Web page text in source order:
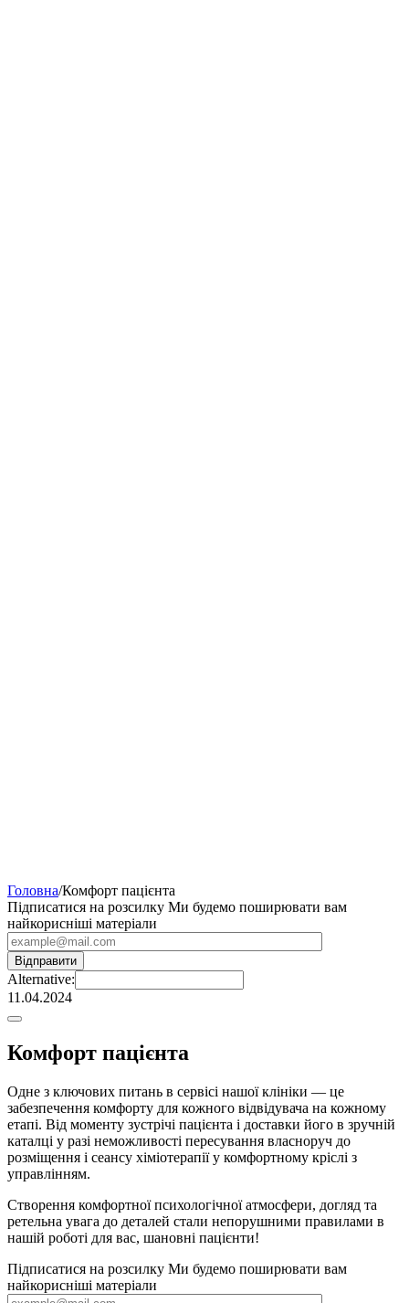
Головна/Комфорт пацієнта
Підписатися на розсилку Ми будемо поширювати вам
найкорисніші матеріали
Alternative:
11.04.2024
Комфорт пацієнта
Одне з ключових питань в сервісі нашої клініки — це
забезпечення комфорту для кожного відвідувача на кожному
етапі. Від моменту зустрічі пацієнта і доставки його в зручній
каталці у разі неможливості пересування власноруч до
розміщення і сеансу хіміотерапії у комфортному кріслі з
управлінням.
Створення комфортної психологічної атмосфери, догляд та
ретельна увага до деталей стали непорушними правилами в
нашій роботі для вас, шановні пацієнти!
Підписатися на розсилку Ми будемо поширювати вам
найкорисніші матеріали